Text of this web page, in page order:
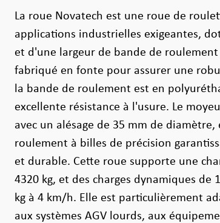
La roue Novatech est une roue de
applications industrielles exigeantes,
et d'une largeur de bande de roulement
fabriqué en fonte pour assurer une
la bande de roulement est en
excellente résistance à l'usure. Le
avec un alésage de 35 mm de
roulement à billes de précision
et durable. Cette roue supporte une
4320 kg, et des charges dynamiques de
kg à 4 km/h. Elle est particulièrement
aux systèmes AGV lourds, aux